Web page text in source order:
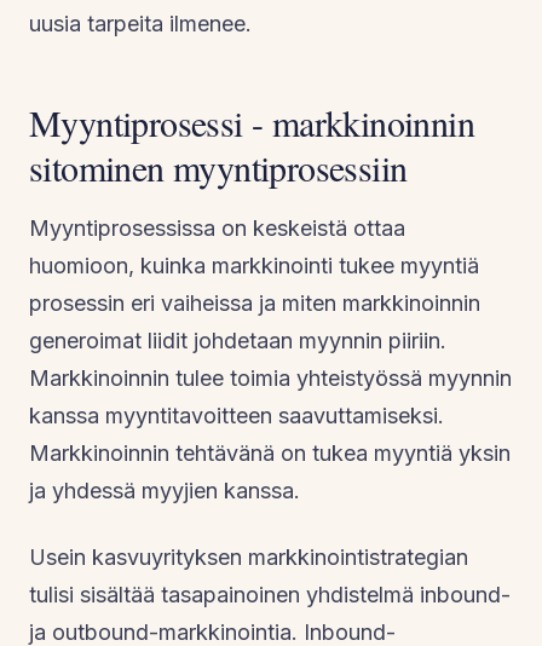
uusia tarpeita ilmenee.
Myyntiprosessi - markkinoinnin
sitominen myyntiprosessiin
Myyntiprosessissa on keskeistä ottaa
huomioon, kuinka markkinointi tukee myyntiä
prosessin eri vaiheissa ja miten markkinoinnin
generoimat liidit johdetaan myynnin piiriin.
Markkinoinnin tulee toimia yhteistyössä myynnin
kanssa myyntitavoitteen saavuttamiseksi.
Markkinoinnin tehtävänä on tukea myyntiä yksin
ja yhdessä myyjien kanssa.
Usein kasvuyrityksen markkinointistrategian
tulisi sisältää tasapainoinen yhdistelmä inbound-
ja outbound-markkinointia. Inbound-